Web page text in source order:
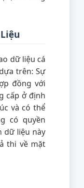
dữ liệu cá
trên: Sự
đồng với
cấp ở định
và có thể
có quyền
dữ liệu này
thi về mặt